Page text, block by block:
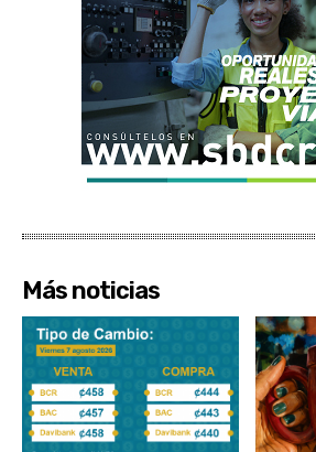
Más noticias